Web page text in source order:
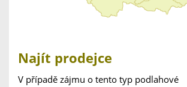
Najít prodejce
V případě zájmu o tento typ podlahové